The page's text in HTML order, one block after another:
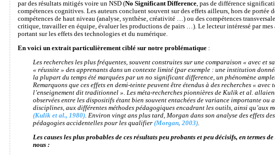
par des résultats mitigés voire un NSD (No Significant Difference, pas de différence
compétences cognitives. Les auteurs concluent souvent sur des effets ailleurs, hors de portée
compétences de haut niveau (analyse, synthèse, créativité …) ou des compétences
critique, travailler en équipe, évaluer les productions de pairs …). Le lecteur intéressé par
portant sur les effets des technologies et du numérique.
En voici un extrait particulièrement ciblé sur notre problématique:
Les recherches les plus fréquentes, souvent construites sur une comparaison « avec et
« réussite » des apprenants dans un contexte limité (par exemple : une institution
la plupart du temps été marquées par un no significant difference, un phénomène
Remarquons que ces effets en demi-teinte peuvent être étendus à des recherches «
l’enseignement dit traditionnel ». Les méta-recherches pionnières de Kulik et al.
observées entre les dispositifs étant bien souvent entachées de variance importante
disciplines, aux différentes méthodes pédagogiques encadrant les outils, ainsi qu’aux
(Kulik et al., 1980). Environ vingt ans plus tard, Morgan dans son analyse des effets
pédagogies accidentelles pour les qualifier (Morgan, 2003).
Les causes les plus probables de ces résultats peu probants et peu décisifs, en termes
nous :